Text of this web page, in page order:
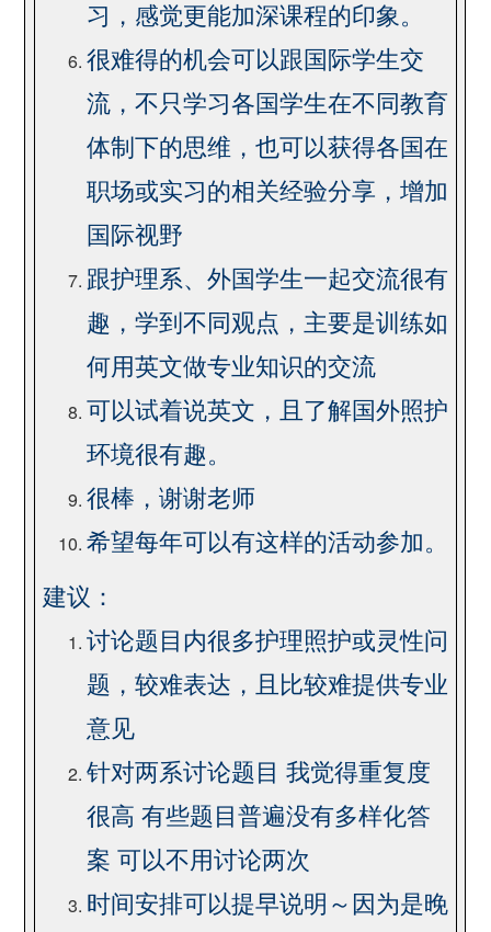
习，感觉更能加深课程的印象。
很难得的机会可以跟国际学生交
流，不只学习各国学生在不同教育
体制下的思维，也可以获得各国在
职场或实习的相关经验分享，增加
国际视野
跟护理系、外国学生一起交流很有
趣，学到不同观点，主要是训练如
何用英文做专业知识的交流
可以试着说英文，且了解国外照护
环境很有趣。
很棒，谢谢老师
希望每年可以有这样的活动参加。
建议：
讨论题目内很多护理照护或灵性问
题，较难表达，且比较难提供专业
意见
针对两系讨论题目 我觉得重复度
很高 有些题目普遍没有多样化答
案 可以不用讨论两次
时间安排可以提早说明～因为是晚